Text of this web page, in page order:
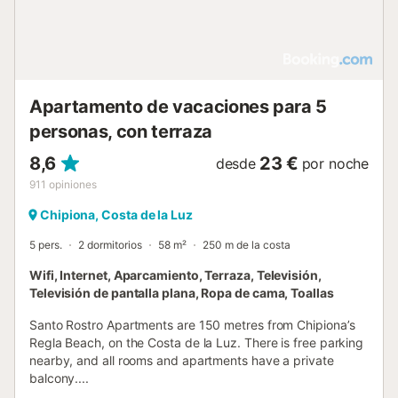
Apartamento de vacaciones para 5
personas, con terraza
8,6
911 opiniones
desde 23 € por noche
Chipiona, Costa de la Luz
5 pers. 2 dormitorios 58 m² 250 m de la costa
Wifi, Internet, Aparcamiento, Terraza, Televisión,
Televisión de pantalla plana, Ropa de cama, Toallas
Santo Rostro Apartments are 150 metres from Chipiona’s
Regla Beach, on the Costa de la Luz. There is free parking
nearby, and all rooms and apartments have a private
balcony....